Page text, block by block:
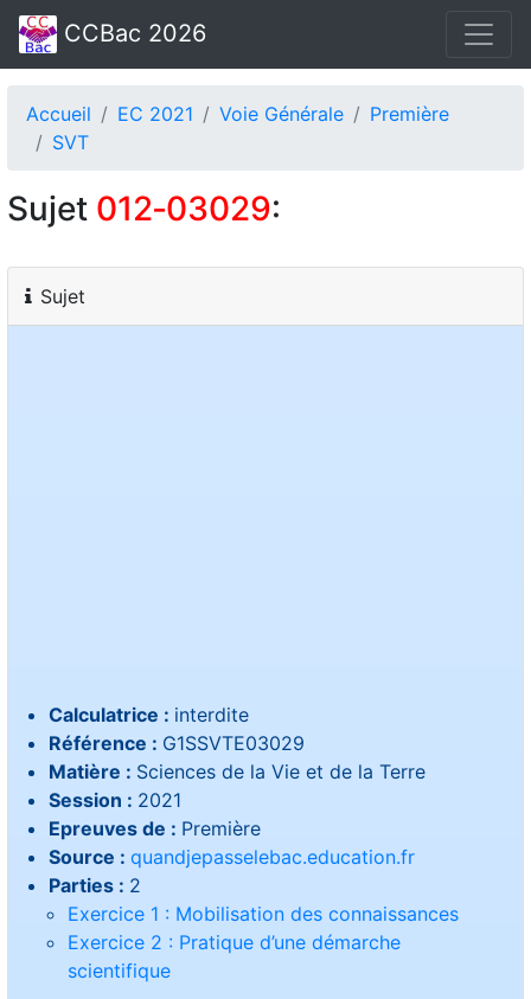
CCBac 2026
Accueil EC 2021 Voie Générale
Première
SVT
Sujet 012‑03029:
Sujet
Calculatrice : interdite
Référence : G1SSVTE03029
Matière : Sciences de la Vie et de la Terre
Session : 2021
Epreuves de : Première
Source : quandjepasselebac.education.fr
Parties : 2
Exercice 1 : Mobilisation des connaissances
Exercice 2 : Pratique d’une démarche
scientifique